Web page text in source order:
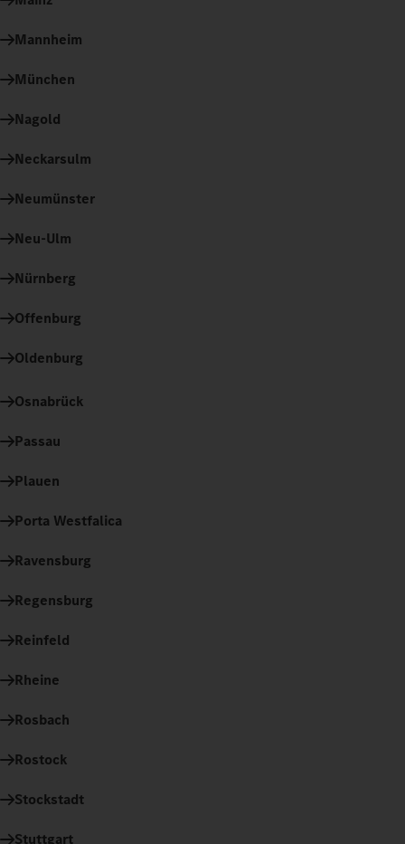
Mannheim
München
Nagold
Neckarsulm
Neumünster
Neu-Ulm
Nürnberg
Offenburg
Oldenburg
Osnabrück
Passau
Plauen
Porta Westfalica
Ravensburg
Regensburg
Reinfeld
Rheine
Rosbach
Rostock
Stockstadt
Stuttgart